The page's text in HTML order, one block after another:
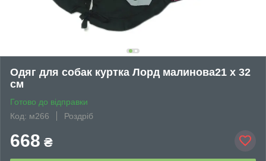
Одяг для собак куртка Лорд малинова21 х 32
см
Готово до відправки
Код: м266
Роздріб
668 ₴